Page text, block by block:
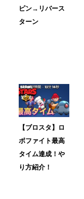
ピン→リバース
ターン
【ブロスタ】ロ
ボファイト最高
タイム達成！や
り方紹介！